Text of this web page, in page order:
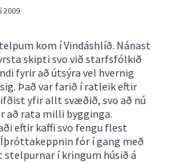
2009
kom í Vindáshlíð. Nánast
skipti svo við starfsfólkið
fyrir að útsýra vel hvernig
Það var farið í ratleik eftir
yfir allt svæðið, svo að nú
rata milli bygginga.
eftir kaffi svo fengu flest
fór í gang með
stelpurnar í kringum húsið á